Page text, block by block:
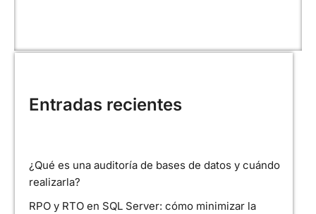
Entradas recientes
¿Qué es una auditoría de bases de datos y cuándo
realizarla?
RPO y RTO en SQL Server: cómo minimizar la